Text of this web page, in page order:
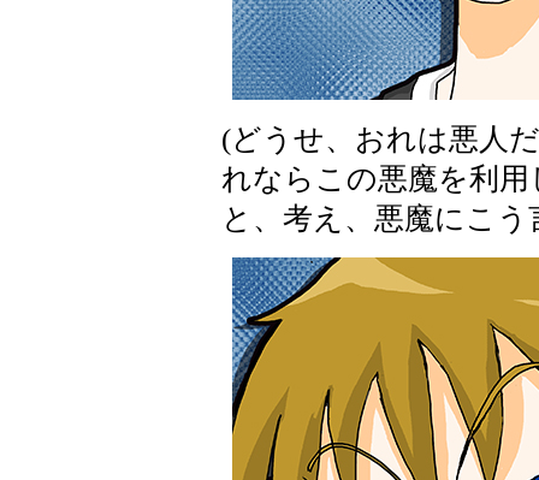
(どうせ、おれは悪人
れならこの悪魔を利
と、考え、悪魔にこ